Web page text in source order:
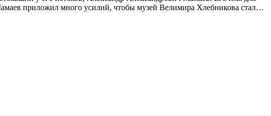
приложил много усилий, чтобы музей Велимира Хлебникова стал…